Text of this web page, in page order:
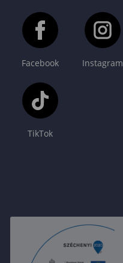
Facebook Instagram
TikTok